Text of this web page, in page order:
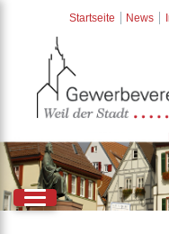
Startseite News